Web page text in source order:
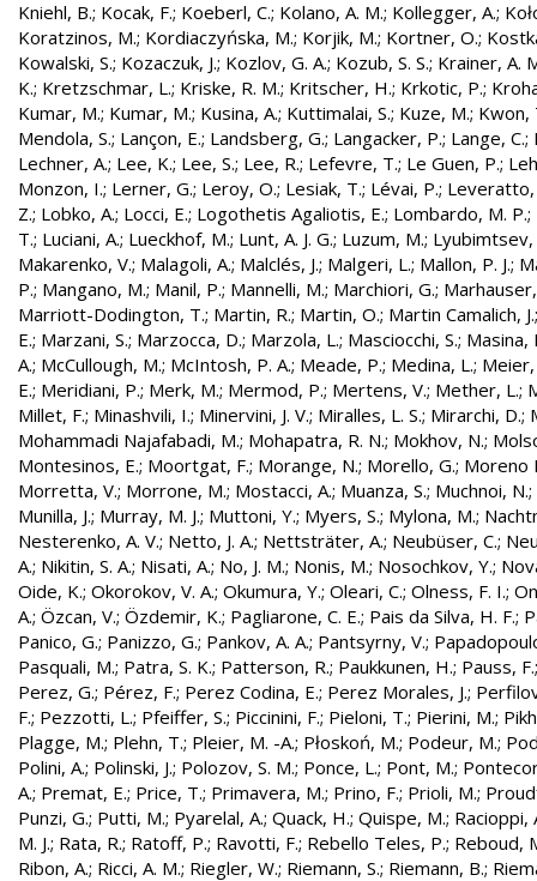
Kniehl, B.; Kocak, F.; Koeberl, C.; Kolano, A. M.; Kollegger, A.;
Koratzinos, M.; Kordiaczyńska, M.; Korjik, M.; Kortner, O.;
Kowalski, S.; Kozaczuk, J.; Kozlov, G. A.; Kozub, S. S.; Krainer, A.
K.; Kretzschmar, L.; Kriske, R. M.; Kritscher, H.; Krkotic, P.;
Kumar, M.; Kumar, M.; Kusina, A.; Kuttimalai, S.; Kuze, M.; Kwon,
Mendola, S.; Lançon, E.; Landsberg, G.; Langacker, P.; Lange, C.;
Lechner, A.; Lee, K.; Lee, S.; Lee, R.; Lefevre, T.; Le Guen, P.;
Monzon, I.; Lerner, G.; Leroy, O.; Lesiak, T.; Lévai, P.; Leveratto,
Z.; Lobko, A.; Locci, E.; Logothetis Agaliotis, E.; Lombardo, M. P.;
T.; Luciani, A.; Lueckhof, M.; Lunt, A. J. G.; Luzum, M.; Lyubimtsev,
Makarenko, V.; Malagoli, A.; Malclés, J.; Malgeri, L.; Mallon, P. J.;
P.; Mangano, M.; Manil, P.; Mannelli, M.; Marchiori, G.;
Marriott-Dodington, T.; Martin, R.; Martin, O.; Martin Camalich, J.
E.; Marzani, S.; Marzocca, D.; Marzola, L.; Masciocchi, S.; Masina,
A.; McCullough, M.; McIntosh, P. A.; Meade, P.; Medina, L.; Meier,
E.; Meridiani, P.; Merk, M.; Mermod, P.; Mertens, V.; Mether, L.;
Millet, F.; Minashvili, I.; Minervini, J. V.; Miralles, L. S.; Mirarchi, D.;
Mohammadi Najafabadi, M.; Mohapatra, R. N.; Mokhov, N.;
Montesinos, E.; Moortgat, F.; Morange, N.; Morello, G.; Moreno
Morretta, V.; Morrone, M.; Mostacci, A.; Muanza, S.; Muchnoi, N.;
Munilla, J.; Murray, M. J.; Muttoni, Y.; Myers, S.; Mylona, M.;
Nesterenko, A. V.; Netto, J. A.; Nettsträter, A.; Neubüser, C.;
A.; Nikitin, S. A.; Nisati, A.; No, J. M.; Nonis, M.; Nosochkov, Y.;
Oide, K.; Okorokov, V. A.; Okumura, Y.; Oleari, C.; Olness, F. I.;
A.; Özcan, V.; Özdemir, K.; Pagliarone, C. E.; Pais da Silva, H. F.;
Panico, G.; Panizzo, G.; Pankov, A. A.; Pantsyrny, V.;
Pasquali, M.; Patra, S. K.; Patterson, R.; Paukkunen, H.; Pauss, F.
Perez, G.; Pérez, F.; Perez Codina, E.; Perez Morales, J.;
F.; Pezzotti, L.; Pfeiffer, S.; Piccinini, F.; Pieloni, T.; Pierini, M.;
Plagge, M.; Plehn, T.; Pleier, M. -A.; Płoskoń, M.; Podeur, M.;
Polini, A.; Polinski, J.; Polozov, S. M.; Ponce, L.; Pont, M.;
A.; Premat, E.; Price, T.; Primavera, M.; Prino, F.; Prioli, M.;
Punzi, G.; Putti, M.; Pyarelal, A.; Quack, H.; Quispe, M.; Racioppi,
M. J.; Rata, R.; Ratoff, P.; Ravotti, F.; Rebello Teles, P.; Reboud,
Ribon, A.; Ricci, A. M.; Riegler, W.; Riemann, S.; Riemann, B.;